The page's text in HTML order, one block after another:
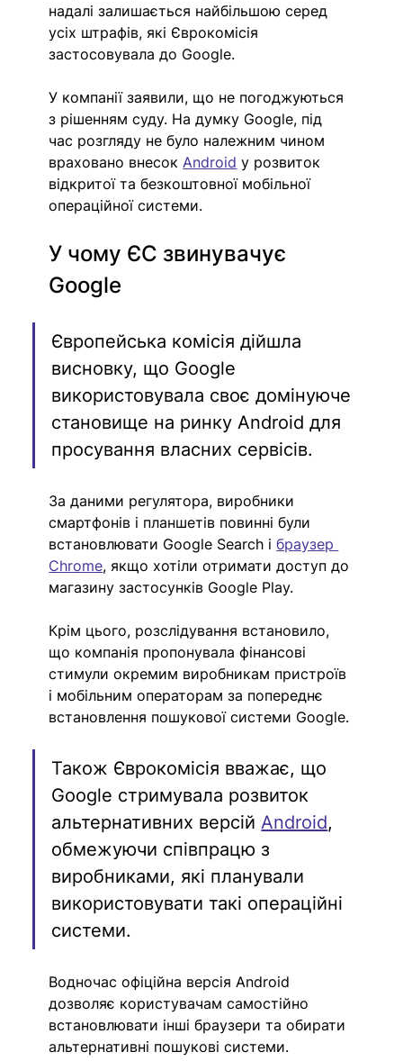
надалі залишається найбільшою серед
усіх штрафів, які Єврокомісія
застосовувала до Google.
У компанії заявили, що не погоджуються
з рішенням суду. На думку Google, під
час розгляду не було належним чином
враховано внесок Android у розвиток
відкритої та безкоштовної мобільної
операційної системи.
У чому ЄС звинувачує
Google
Європейська комісія дійшла
висновку, що Google
використовувала своє домінуюче
становище на ринку Android для
просування власних сервісів.
За даними регулятора, виробники
смартфонів і планшетів повинні були
встановлювати Google Search і браузер
Chrome, якщо хотіли отримати доступ до
магазину застосунків Google Play.
Крім цього, розслідування встановило,
що компанія пропонувала фінансові
стимули окремим виробникам пристроїв
і мобільним операторам за попереднє
встановлення пошукової системи Google.
Також Єврокомісія вважає, що
Google стримувала розвиток
альтернативних версій Android,
обмежуючи співпрацю з
виробниками, які планували
використовувати такі операційні
системи.
Водночас офіційна версія Android
дозволяє користувачам самостійно
встановлювати інші браузери та обирати
альтернативні пошукові системи.